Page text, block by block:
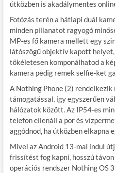
útközben is akadálymentes
Fotózás terén a hátlapi duál
minden pillanatot ragyogó
MP-es fő kamera mellett egy
látószögű objektív kapott
tökéletesen komponálhatod a
kamera pedig remek selfie-ket
A Nothing Phone (2) rendelkezik
támogatással, így egyszerűen
hálózatok között. Az IP54-es
telefon ellenáll a por és
aggódnod, ha útközben elkapna
Mivel az Android 13-mal indul
frissítést fog kapni, hosszú
operációs rendszer Nothing OS